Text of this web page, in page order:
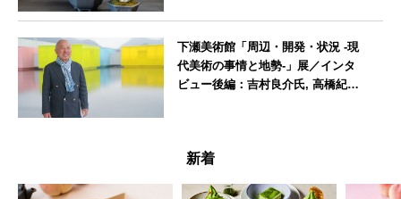
下瀬美術館「周辺・開発・状況 -現
代美術の事情と地勢-」展／インタ
ビュー後編：吉村良介氏, 高橋紀成
新着